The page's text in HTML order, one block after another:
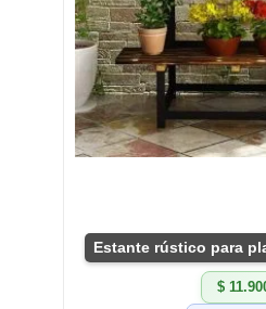
Estante rústico para
$